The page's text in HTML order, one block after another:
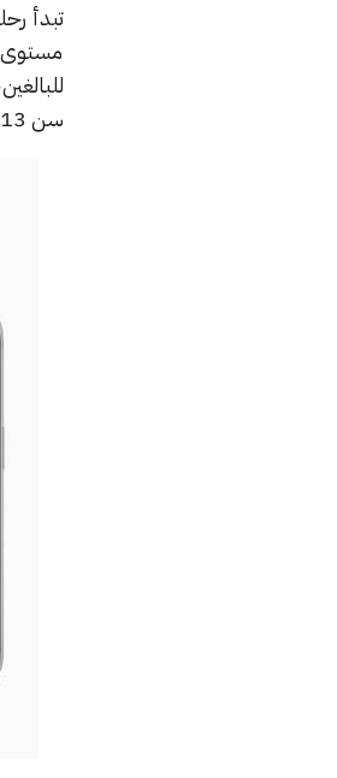
تبدأ
مستوى
سن 13 عاماً، ويتاح إعداده حتى سن 18 عاماً. وتتضمن الميزات المحدثة لإدارة الشاشات والمحتوى ما يلي: